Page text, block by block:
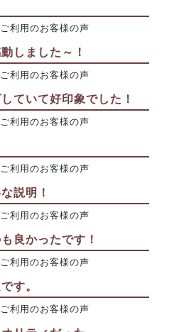
利用のお客様の声
しました～！
利用のお客様の声
ていて好印象でした！
利用のお客様の声
利用のお客様の声
説明！
利用のお客様の声
良かったです！
利用のお客様の声
す。
利用のお客様の声